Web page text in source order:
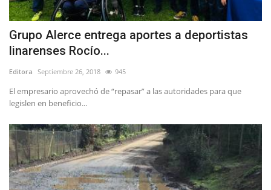
Grupo Alerce entrega aportes a deportistas
linarenses Rocío...
Editora Septiembre 26, 2018 945
El empresario aprovechó de “repasar” a las autoridades para que
legislen en beneficio...